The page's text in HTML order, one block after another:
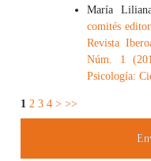
María
comités
Revista
Núm. 1
Psicología:
1 2 3 4 > >>